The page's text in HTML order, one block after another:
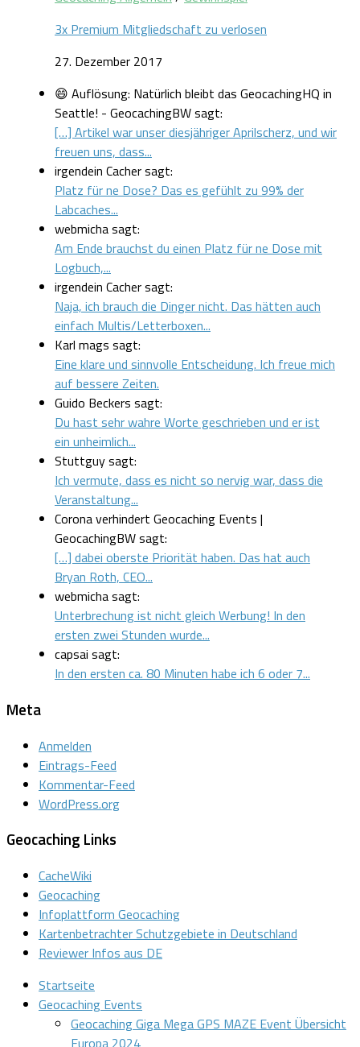
3x Premium Mitgliedschaft zu verlosen
27. Dezember 2017
😄 Auflösung: Natürlich bleibt das GeocachingHQ in
Seattle! - GeocachingBW sagt:
[…] Artikel war unser diesjähriger Aprilscherz, und wir
freuen uns, dass...
irgendein Cacher sagt:
Platz für ne Dose? Das es gefühlt zu 99% der
Labcaches...
webmicha sagt:
Am Ende brauchst du einen Platz für ne Dose mit
Logbuch,...
irgendein Cacher sagt:
Naja, ich brauch die Dinger nicht. Das hätten auch
einfach Multis/Letterboxen...
Karl mags sagt:
Eine klare und sinnvolle Entscheidung. Ich freue mich
auf bessere Zeiten.
Guido Beckers sagt:
Du hast sehr wahre Worte geschrieben und er ist
ein unheimlich...
Stuttguy sagt:
Ich vermute, dass es nicht so nervig war, dass die
Veranstaltung...
Corona verhindert Geocaching Events |
GeocachingBW sagt:
[…] dabei oberste Priorität haben. Das hat auch
Bryan Roth, CEO...
webmicha sagt:
Unterbrechung ist nicht gleich Werbung! In den
ersten zwei Stunden wurde...
capsai sagt:
In den ersten ca. 80 Minuten habe ich 6 oder 7...
Meta
Anmelden
Eintrags-Feed
Kommentar-Feed
WordPress.org
Geocaching Links
CacheWiki
Geocaching
Infoplattform Geocaching
Kartenbetrachter Schutzgebiete in Deutschland
Reviewer Infos aus DE
Startseite
Geocaching Events
Geocaching Giga Mega GPS MAZE Event Übersicht
Europa 2024